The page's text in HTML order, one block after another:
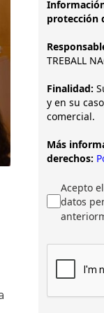
protección
TREBALL
Finalidad:
y en su
comercial.
Más
derechos:
Acepto
datos